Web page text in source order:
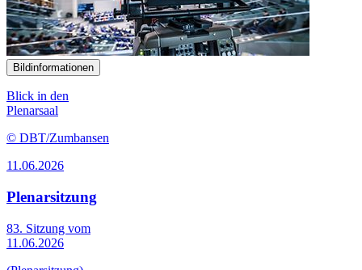
Bildinformationen
Blick in den
Plenarsaal
© DBT/Zumbansen
11.06.2026
Plenarsitzung
83. Sitzung vom
11.06.2026